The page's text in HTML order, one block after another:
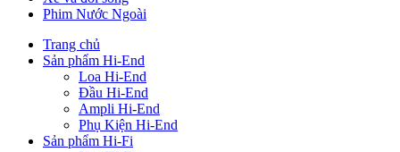
Phim Nước Ngoài
Trang chủ
Sản phẩm Hi-End
Loa Hi-End
Đầu Hi-End
Ampli Hi-End
Phụ Kiện Hi-End
Sản phẩm Hi-Fi